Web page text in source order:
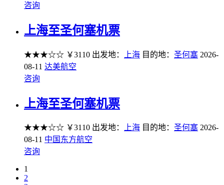
咨询
上海至圣何塞机票
★★★☆☆ ￥3110 出发地： 上海 目的地： 圣何塞 2026-
08-11 达美航空
咨询
上海至圣何塞机票
★★★☆☆ ￥3110 出发地： 上海 目的地： 圣何塞 2026-
08-11 中国东方航空
咨询
1
2